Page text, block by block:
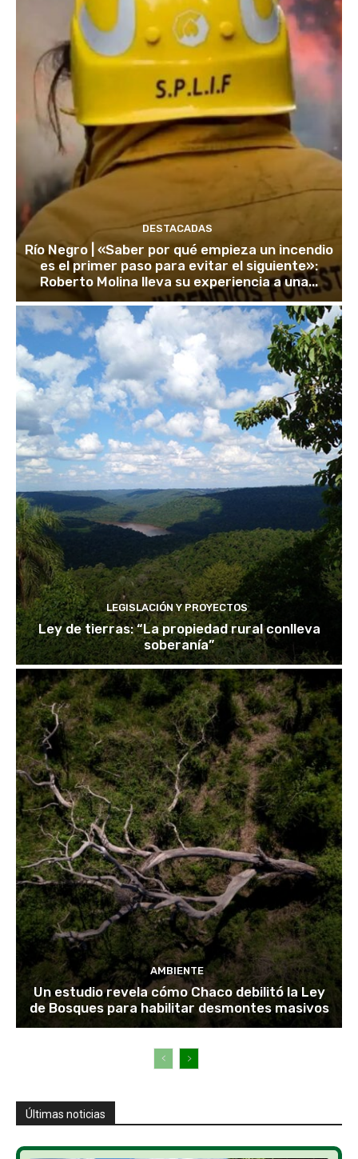
DESTACADAS
Río Negro | «Saber por qué empieza un incendio
es el primer paso para evitar el siguiente»:
Roberto Molina lleva su experiencia a una...
LEGISLACIÓN Y PROYECTOS
Ley de tierras: “La propiedad rural conlleva
soberanía”
AMBIENTE
Un estudio revela cómo Chaco debilitó la Ley
de Bosques para habilitar desmontes masivos
Últimas noticias